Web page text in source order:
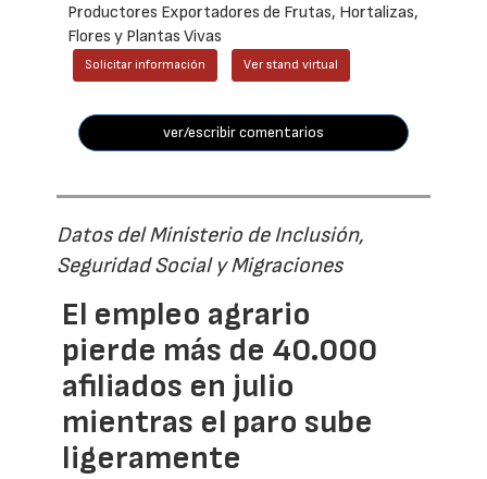
Productores Exportadores de Frutas, Hortalizas,
Flores y Plantas Vivas
Solicitar información Ver stand virtual
ver/escribir comentarios
Datos del Ministerio de Inclusión,
Seguridad Social y Migraciones
El empleo agrario
pierde más de 40.000
afiliados en julio
mientras el paro sube
ligeramente